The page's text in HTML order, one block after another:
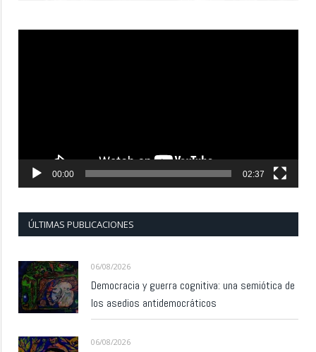
00:00 02:37
ÚLTIMAS PUBLICACIONES
06/08/2026
Democracia y guerra cognitiva: una semiótica de
los asedios antidemocráticos
06/08/2026